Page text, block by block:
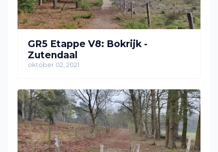
GR5 Etappe V8: Bokrijk -
Zutendaal
oktober 02, 2021